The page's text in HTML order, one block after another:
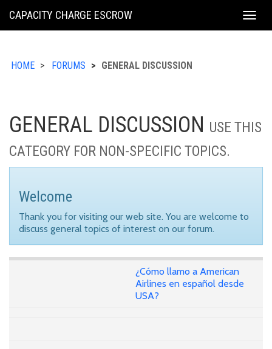
KING
CAPACITY CHARGE ESCROW
HOME FORUMS GENERAL DISCUSSION
GENERAL DISCUSSION USE THIS
CATEGORY FOR NON-SPECIFIC TOPICS.
Welcome
Thank you for visiting our web site. You are welcome to
discuss general topics of interest on our forum.
¿Cómo llamo a American
Airlines en español desde
USA?